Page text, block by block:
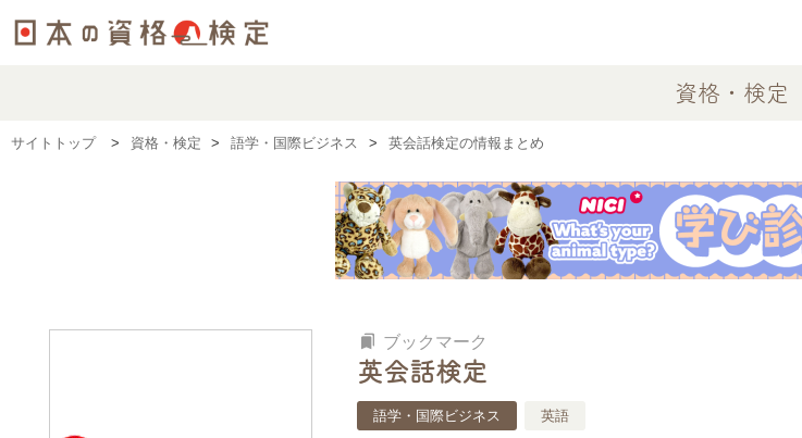
資格・検定
サイトトップ 資格・検定 語学・国際ビジネス 英会話検定の情報まとめ
bookmarks ブックマーク
英会話検定
語学・国際ビジネス 英語